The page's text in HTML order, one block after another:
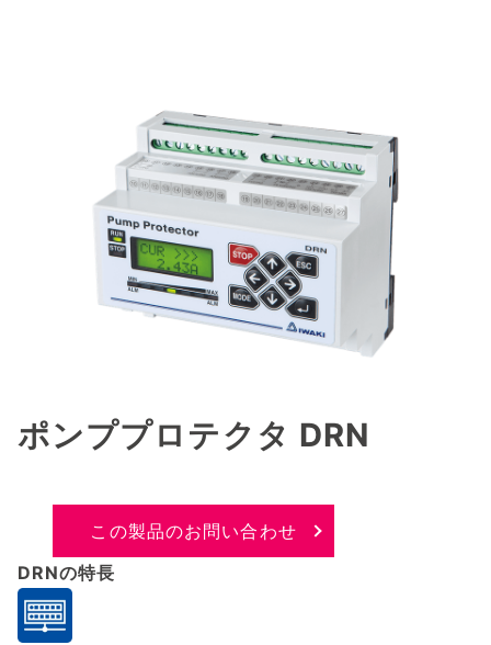
ポンププロテクタ DRN
この製品のお問い合わせ
DRNの特長